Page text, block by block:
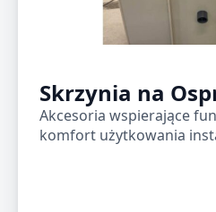
Skrzynia na
Akcesoria wspierające
komfort użytkowania